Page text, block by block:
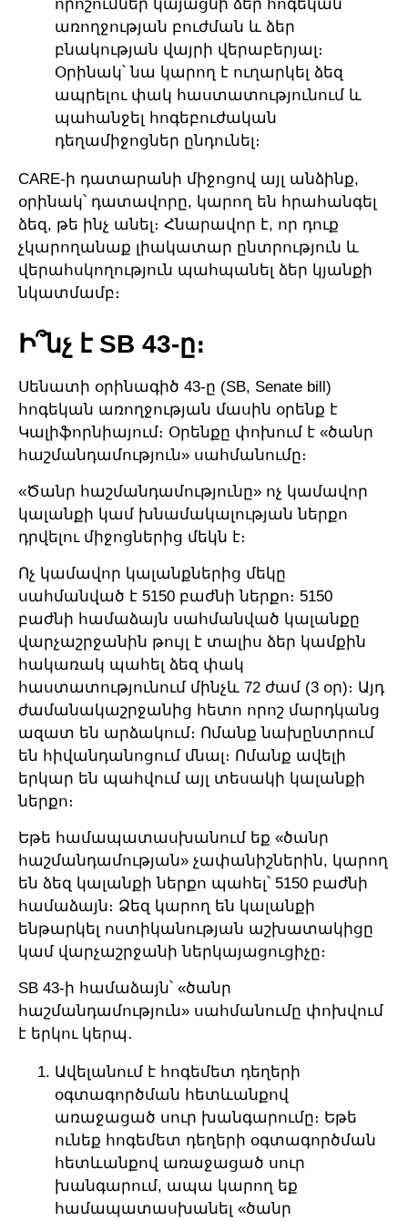
որոշումներ կայացնի ձեր հոգեկան
առողջության բուժման և ձեր
բնակության վայրի վերաբերյալ։
Օրինակ՝ նա կարող է ուղարկել ձեզ
ապրելու փակ հաստատությունում և
պահանջել հոգեբուժական
դեղամիջոցներ ընդունել։
CARE-ի դատարանի միջոցով այլ անձինք,
օրինակ՝ դատավորը, կարող են հրահանգել
ձեզ, թե ինչ անել։ Հնարավոր է, որ դուք
չկարողանաք լիակատար ընտրություն և
վերահսկողություն պահպանել ձեր կյանքի
նկատմամբ։
Ի՞նչ է SB 43-ը։
Սենատի օրինագիծ 43-ը (SB, Senate bill)
հոգեկան առողջության մասին օրենք է
Կալիֆորնիայում։ Օրենքը փոխում է «ծանր
հաշմանդամություն» սահմանումը։
«Ծանր հաշմանդամությունը» ոչ կամավոր
կալանքի կամ խնամակալության ներքո
դրվելու միջոցներից մեկն է։
Ոչ կամավոր կալանքներից մեկը
սահմանված է 5150 բաժնի ներքո։ 5150
բաժնի համաձայն սահմանված կալանքը
վարչաշրջանին թույլ է տալիս ձեր կամքին
հակառակ պահել ձեզ փակ
հաստատությունում մինչև 72 ժամ (3 օր)։ Այդ
ժամանակաշրջանից հետո որոշ մարդկանց
ազատ են արձակում։ Ոմանք նախընտրում
են հիվանդանոցում մնալ։ Ոմանք ավելի
երկար են պահվում այլ տեսակի կալանքի
ներքո։
Եթե համապատասխանում եք «ծանր
հաշմանդամության» չափանիշներին, կարող
են ձեզ կալանքի ներքո պահել՝ 5150 բաժնի
համաձայն։ Ձեզ կարող են կալանքի
ենթարկել ոստիկանության աշխատակիցը
կամ վարչաշրջանի ներկայացուցիչը։
SB 43-ի համաձայն՝ «ծանր
հաշմանդամություն» սահմանումը փոխվում
է երկու կերպ․
Ավելանում է հոգեմետ դեղերի
օգտագործման հետևանքով
առաջացած սուր խանգարումը։ Եթե
ունեք հոգեմետ դեղերի օգտագործման
հետևանքով առաջացած սուր
խանգարում, ապա կարող եք
համապատասխանել «ծանր